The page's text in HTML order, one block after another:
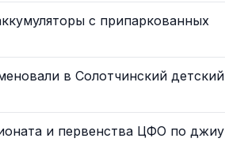
с припаркованных
в Солотчинский
и первенства ЦФО по